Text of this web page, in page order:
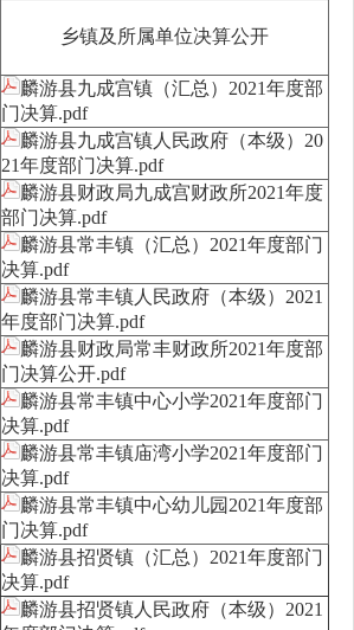
乡镇及所属单位决算公开
麟游县九成宫镇（汇总）2021年度部
门决算.pdf
麟游县九成宫镇人民政府（本级）20
21年度部门决算.pdf
麟游县财政局九成宫财政所2021年度
部门决算.pdf
麟游县常丰镇（汇总）2021年度部门
决算.pdf
麟游县常丰镇人民政府（本级）2021
年度部门决算.pdf
麟游县财政局常丰财政所2021年度部
门决算公开.pdf
麟游县常丰镇中心小学2021年度部门
决算.pdf
麟游县常丰镇庙湾小学2021年度部门
决算.pdf
麟游县常丰镇中心幼儿园2021年度部
门决算.pdf
麟游县招贤镇（汇总）2021年度部门
决算.pdf
麟游县招贤镇人民政府（本级）2021